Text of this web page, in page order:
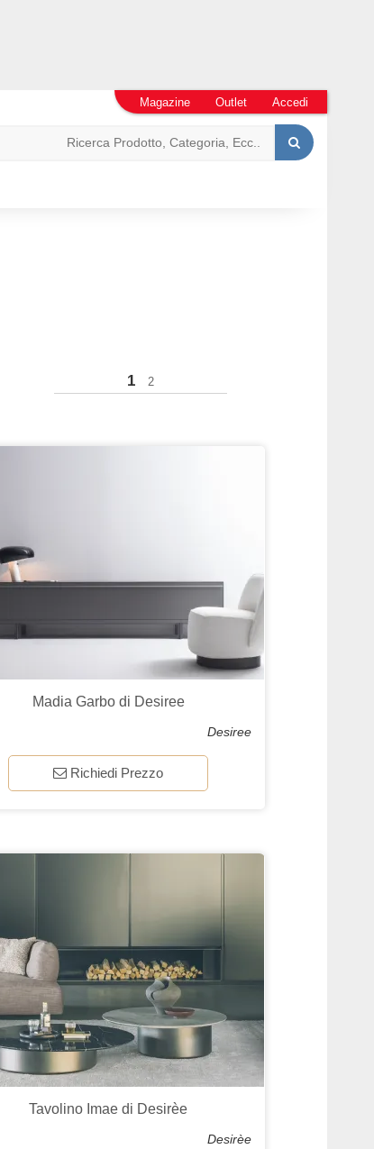
Magazine Outlet Accedi
1 2
Madia Garbo di Desiree
Desiree
Richiedi Prezzo
Tavolino Imae di Desirèe
Desirèe